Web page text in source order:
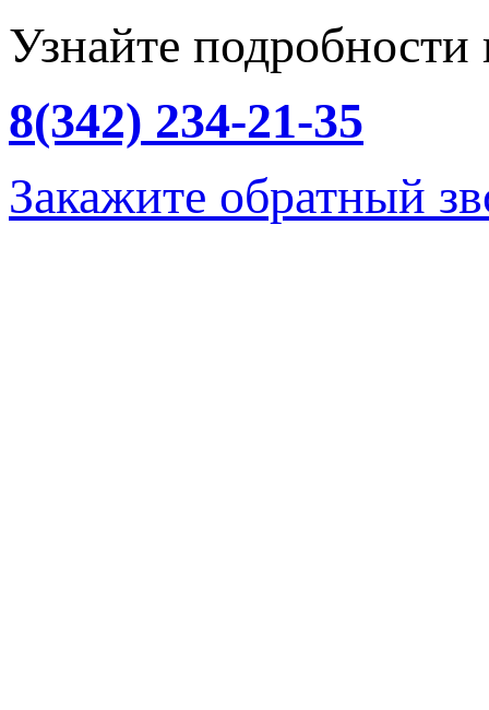
Узнайте
8(342) 234-21-35
Закажите обратный